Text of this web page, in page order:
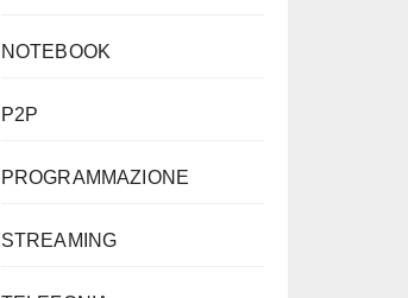
NOTEBOOK
P2P
PROGRAMMAZIONE
STREAMING